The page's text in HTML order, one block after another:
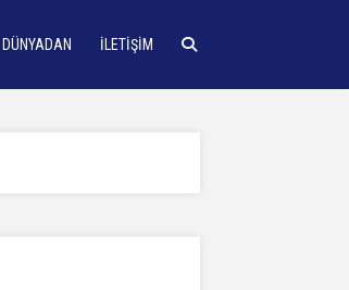
DÜNYADAN İLETIŞIM